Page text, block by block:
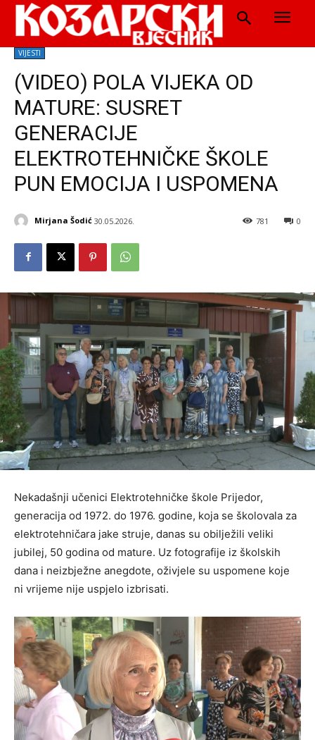
VIJESTI
(VIDEO) POLA VIJEKA OD
MATURE: SUSRET
GENERACIJE
ELEKTROTEHNIČKE ŠKOLE
PUN EMOCIJA I USPOMENA
Mirjana Šodić 30.05.2026. 0
781
Nekadašnji učenici Elektrotehničke škole Prijedor,
generacija od 1972. do 1976. godine, koja se školovala za
elektrotehničara jake struje, danas su obilježili veliki
jubilej, 50 godina od mature. Uz fotografije iz školskih
dana i neizbježne anegdote, oživjele su uspomene koje
ni vrijeme nije uspjelo izbrisati.